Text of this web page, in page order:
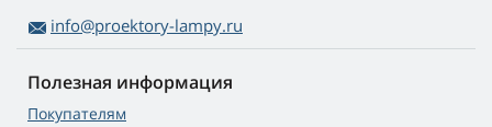
info@proektory-lampy.ru
Полезная информация
Покупателям